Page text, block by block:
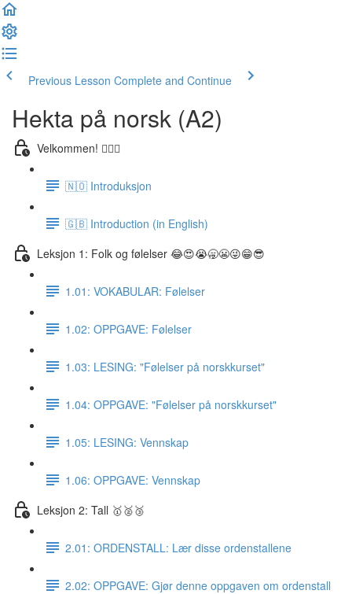
Previous Lesson Complete and Continue
Hekta på norsk (A2)
Velkommen! 🙋🏼‍♂️
🇳🇴 Introduksjon
🇬🇧 Introduction (in English)
Leksjon 1: Folk og følelser 😂😍😭🥱😬😜😁😎
1.01: VOKABULAR: Følelser
1.02: OPPGAVE: Følelser
1.03: LESING: "Følelser på norskkurset"
1.04: OPPGAVE: "Følelser på norskkurset"
1.05: LESING: Vennskap
1.06: OPPGAVE: Vennskap
Leksjon 2: Tall 🥇🥈🥉
2.01: ORDENSTALL: Lær disse ordenstallene
2.02: OPPGAVE: Gjør denne oppgaven om ordenstall